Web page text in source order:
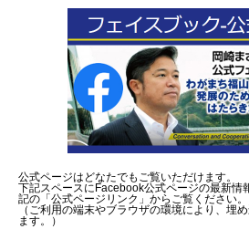
公式ページはどなたでもご覧いただけます。
下記スペースにFacebook公式ページの最新情
記の「公式ページリンク」からご覧ください。
（ご利用の端末やブラウザの環境により、埋
ます。）